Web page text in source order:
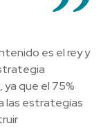
es el rey y
que el 75%
las estrategias